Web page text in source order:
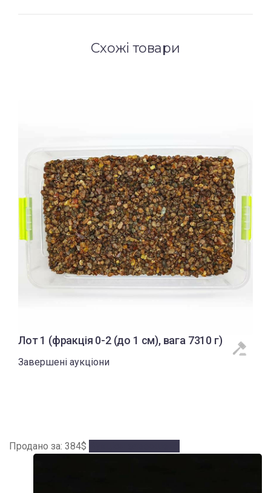
Схожі товари
Лот 1 (фракція 0-2 (до 1 см), вага 7310 г)
Завершені аукціони
Продано за: 384$